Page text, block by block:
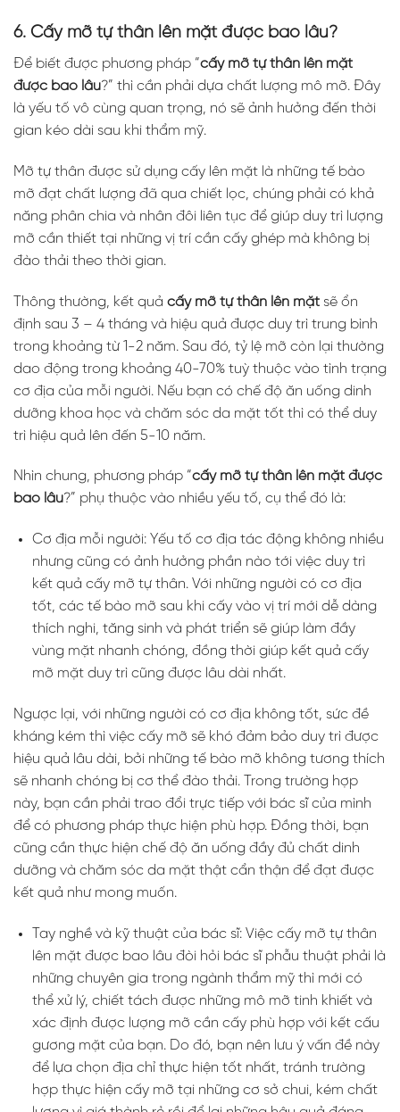
6. Cấy mỡ tự thân lên mặt được bao lâu?
Để biết được phương pháp “cấy mỡ tự thân lên mặt
được bao lâu?” thì cần phải dựa chất lượng mô mỡ. Đây
là yếu tố vô cùng quan trọng, nó sẽ ảnh hưởng đến thời
gian kéo dài sau khi thẩm mỹ.
Mỡ tự thân được sử dụng cấy lên mặt là những tế bào
mỡ đạt chất lượng đã qua chiết lọc, chúng phải có khả
năng phân chia và nhân đôi liên tục để giúp duy trì lượng
mỡ cần thiết tại những vị trí cần cấy ghép mà không bị
đào thải theo thời gian.
Thông thường, kết quả cấy mỡ tự thân lên mặt sẽ ổn
định sau 3 – 4 tháng và hiệu quả được duy trì trung bình
trong khoảng từ 1-2 năm. Sau đó, tỷ lệ mỡ còn lại thường
dao động trong khoảng 40-70% tuỳ thuộc vào tình trạng
cơ địa của mỗi người. Nếu bạn có chế độ ăn uống dinh
dưỡng khoa học và chăm sóc da mặt tốt thì có thể duy
trì hiệu quả lên đến 5-10 năm.
Nhìn chung, phương pháp “cấy mỡ tự thân lên mặt được
bao lâu?” phụ thuộc vào nhiều yếu tố, cụ thể đó là:
Cơ địa mỗi người: Yếu tố cơ địa tác động không nhiều
nhưng cũng có ảnh hưởng phần nào tới việc duy trì
kết quả cấy mỡ tự thân. Với những người có cơ địa
tốt, các tế bào mỡ sau khi cấy vào vị trí mới dễ dàng
thích nghi, tăng sinh và phát triển sẽ giúp làm đầy
vùng mặt nhanh chóng, đồng thời giúp kết quả cấy
mỡ mặt duy trì cũng được lâu dài nhất.
Ngược lại, với những người có cơ địa không tốt, sức đề
kháng kém thì việc cấy mỡ sẽ khó đảm bảo duy trì được
hiệu quả lâu dài, bởi những tế bào mỡ không tương thích
sẽ nhanh chóng bị cơ thể đào thải. Trong trường hợp
này, bạn cần phải trao đổi trực tiếp với bác sĩ của mình
để có phương pháp thực hiện phù hợp. Đồng thời, bạn
cũng cần thực hiện chế độ ăn uống đầy đủ chất dinh
dưỡng và chăm sóc da mặt thật cẩn thận để đạt được
kết quả như mong muốn.
Tay nghề và kỹ thuật của bác sĩ: Việc cấy mỡ tự thân
lên mặt được bao lâu đòi hỏi bác sĩ phẫu thuật phải là
những chuyên gia trong ngành thẩm mỹ thì mới có
thể xử lý, chiết tách được những mô mỡ tinh khiết và
xác định được lượng mỡ cần cấy phù hợp với kết cấu
gương mặt của bạn. Do đó, bạn nên lưu ý vấn đề này
để lựa chọn địa chỉ thực hiện tốt nhất, tránh trường
hợp thực hiện cấy mỡ tại những cơ sở chui, kém chất